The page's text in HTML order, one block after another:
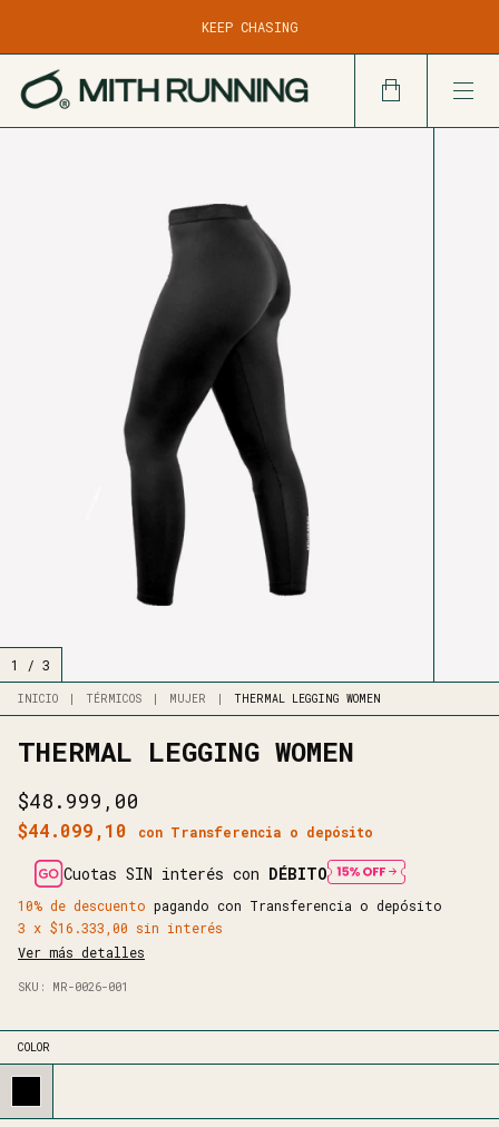
KEEP CHASING
DESPACHO EN 24/48 HS HÁBILES POR CADETERÍA EN CBA
1 / 3
INICIO TÉRMICOS MUJER THERMAL LEGGING WOMEN
THERMAL LEGGING WOMEN
$48.999,00
$44.099,10 con Transferencia o depósito
Cuotas SIN interés con DÉBITO
10% de descuento pagando con Transferencia o depósito
3 x $16.333,00 sin interés
Ver más detalles
SKU: MR-0026-001
COLOR